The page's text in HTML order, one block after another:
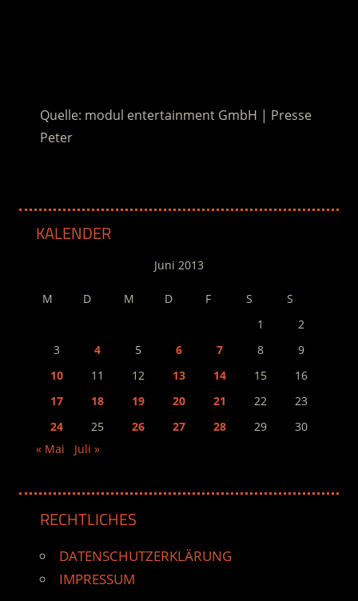
Quelle: modul entertainment GmbH | Presse
Peter
KALENDER
Juni 2013
M D M D F S
S
1
2
3
4 5 6 7 8
9
10
11 12 13 14 15
16
17
18 19 20 21 22
23
24
25 26 27 28 29
30
« Mai
Juli »
RECHTLICHES
DATENSCHUTZERKLÄRUNG
IMPRESSUM